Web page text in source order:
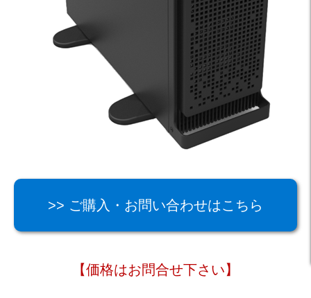
>> ご購入・お問い合わせはこちら
【価格はお問合せ下さい】